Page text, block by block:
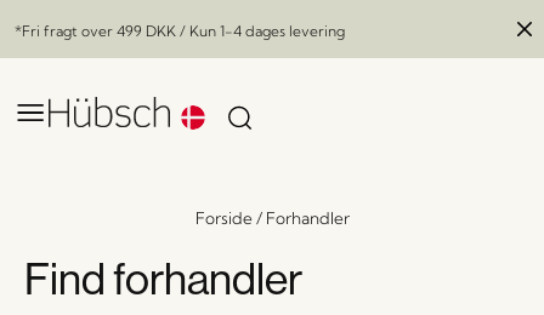
*Fri fragt over 499 DKK / Kun 1-4 dages levering
Forside/ Forhandler
Find forhandler